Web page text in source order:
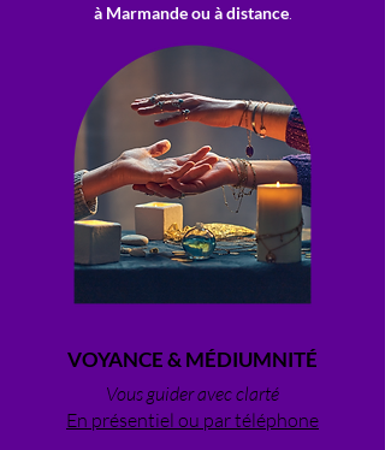
à Marmande ou à distance.
VOYANCE & MÉDIUMNITÉ
Vous guider avec clarté
En présentiel ou par téléphone